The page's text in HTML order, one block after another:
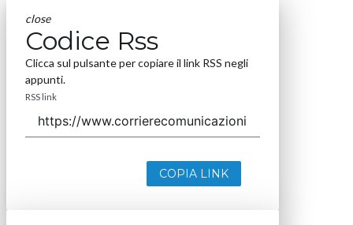
close
Codice Rss
Clicca sul pulsante per copiare il link RSS negli
appunti.
RSS link
COPIA LINK